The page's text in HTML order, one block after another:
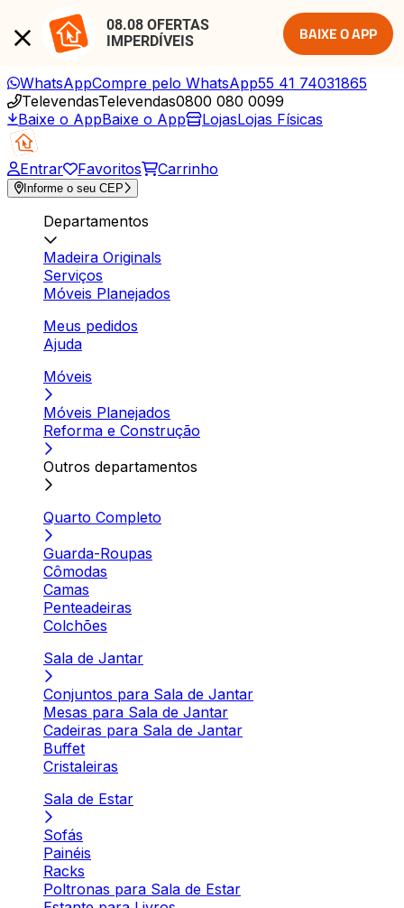
08.08 OFERTAS
IMPERDÍVEIS
BAIXE O APP
WhatsAppCompre pelo WhatsApp55 41 74031865
TelevendasTelevendas0800 080 0099
Baixe o AppBaixe o App LojasLojas Físicas
Entrar Favoritos Carrinho
Informe o seu CEP
Departamentos
Madeira Originals
Serviços
Móveis Planejados
Meus pedidos
Ajuda
Móveis
Móveis Planejados
Reforma e Construção
Outros departamentos
Quarto Completo
Guarda-Roupas
Cômodas
Camas
Penteadeiras
Colchões
Sala de Jantar
Conjuntos para Sala de Jantar
Mesas para Sala de Jantar
Cadeiras para Sala de Jantar
Buffet
Cristaleiras
Sala de Estar
Sofás
Painéis
Racks
Poltronas para Sala de Estar